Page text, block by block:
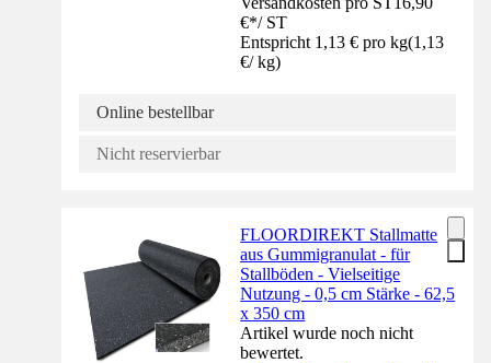
€*/ ST
Entspricht 1,13 € pro kg(1,13
€/ kg)
Online bestellbar
Nicht reservierbar
FLOORDIREKT Stallmatte
aus Gummigranulat - für
Stallböden - Vielseitige
Nutzung - 0,5 cm Stärke - 62,5
x 350 cm
Artikel wurde noch nicht
bewertet.